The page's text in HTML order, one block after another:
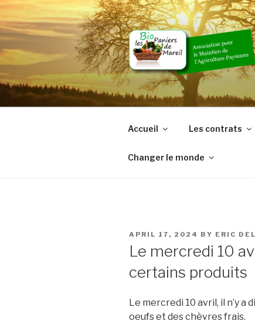
Skip
to
content
Accueil Les contrats
Changer le monde
POSTED
APRIL 17, 2024 BY ERIC
Le mercredi 10
certains produits
Le mercredi 10 avril, il n’y
oeufs et des chèvres frais.